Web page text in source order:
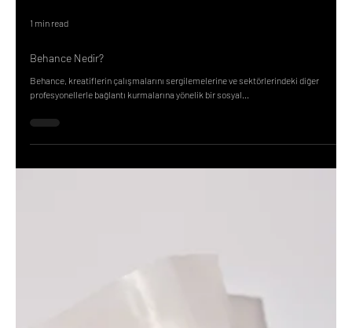
Behance Nedir?
Behance, kreatiflerin çalışmalarını sergilemelerine ve sektörlerindeki diğer